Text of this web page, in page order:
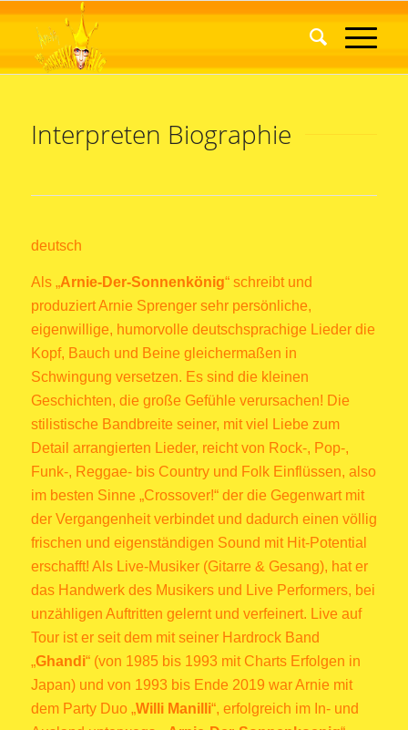
Interpreten Biographie
deutsch
Als „Arnie-Der-Sonnenkönig“ schreibt und
produziert Arnie Sprenger sehr persönliche,
eigenwillige, humorvolle deutschsprachige Lieder die
Kopf, Bauch und Beine gleichermaßen in
Schwingung versetzen. Es sind die kleinen
Geschichten, die große Gefühle verursachen! Die
stilistische Bandbreite seiner, mit viel Liebe zum
Detail arrangierten Lieder, reicht von Rock-, Pop-,
Funk-, Reggae- bis Country und Folk Einflüssen, also
im besten Sinne „Crossover!“ der die Gegenwart mit
der Vergangenheit verbindet und dadurch einen völlig
frischen und eigenständigen Sound mit Hit-Potential
erschafft! Als Live-Musiker (Gitarre & Gesang), hat er
das Handwerk des Musikers und Live Performers, bei
unzähligen Auftritten gelernt und verfeinert. Live auf
Tour ist er seit dem mit seiner Hardrock Band
„Ghandi“ (von 1985 bis 1993 mit Charts Erfolgen in
Japan) und von 1993 bis Ende 2019 war Arnie mit
dem Party Duo „Willi Manilli“, erfolgreich im In- und